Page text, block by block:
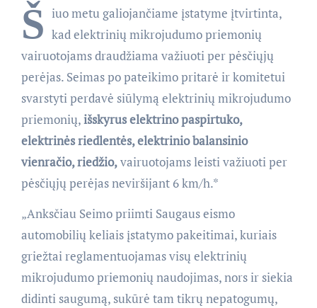
Š iuo metu galiojančiame įstatyme įtvirtinta,
kad elektrinių mikrojudumo priemonių
vairuotojams draudžiama važiuoti per pėsčiųjų
perėjas. Seimas po pateikimo pritarė ir komitetui
svarstyti perdavė siūlymą elektrinių mikrojudumo
priemonių,išskyrus elektrino paspirtuko,
elektrinės riedlentės, elektrinio balansinio
vienračio, riedžio,vairuotojams leisti važiuoti per
pėsčiųjų perėjas neviršijant 6 km/h.*
„Anksčiau Seimo priimti Saugaus eismo
automobilių keliais įstatymo pakeitimai, kuriais
griežtai reglamentuojamas visų elektrinių
mikrojudumo priemonių naudojimas, nors ir siekia
didinti saugumą, sukūrė tam tikrų nepatogumų,